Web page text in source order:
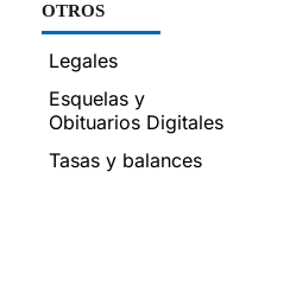
OTROS
Legales
Esquelas y
Obituarios Digitales
Tasas y balances